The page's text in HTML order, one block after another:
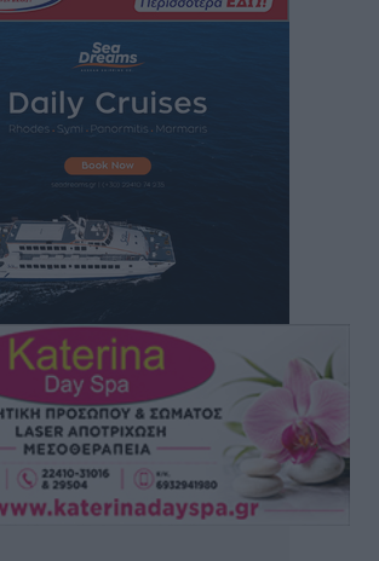
πριν 11 ώρες
που αγνοούνταν μετά την παράσυρσή
πριν 11 ώρες
Ευρωπαϊκή Επιτροπή για τις
πυρκαγιές που ξεσπούν από μονάδες
και ΧΥΤΑ και την επικίνδυνη έκθεση
τοξικές ουσίες
ώρες